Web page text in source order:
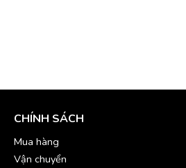
CHÍNH SÁCH
Mua hàng
Vận chuyển